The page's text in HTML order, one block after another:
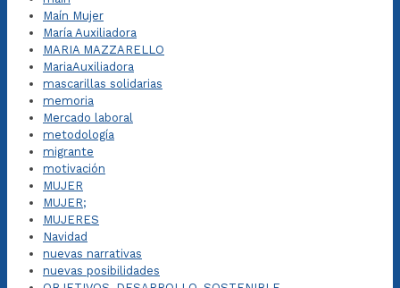
Maín Mujer
María Auxiliadora
MARIA MAZZARELLO
MariaAuxiliadora
mascarillas solidarias
memoria
Mercado laboral
metodología
migrante
motivación
MUJER
MUJER;
MUJERES
Navidad
nuevas narrativas
nuevas posibilidades